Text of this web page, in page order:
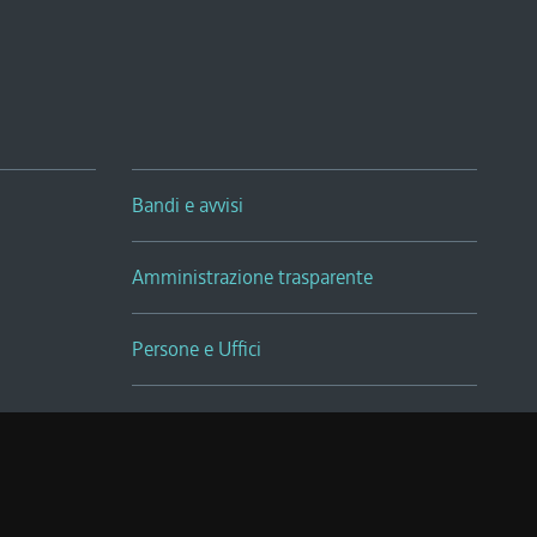
Bandi e avvisi
Amministrazione trasparente
Persone e Uffici
Sala Tiziano Tessitori